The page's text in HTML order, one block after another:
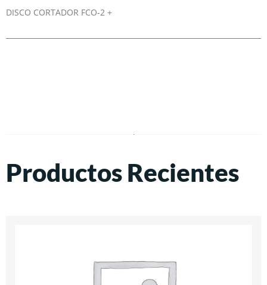
DISCO CORTADOR FCO-2 +
Productos Recientes